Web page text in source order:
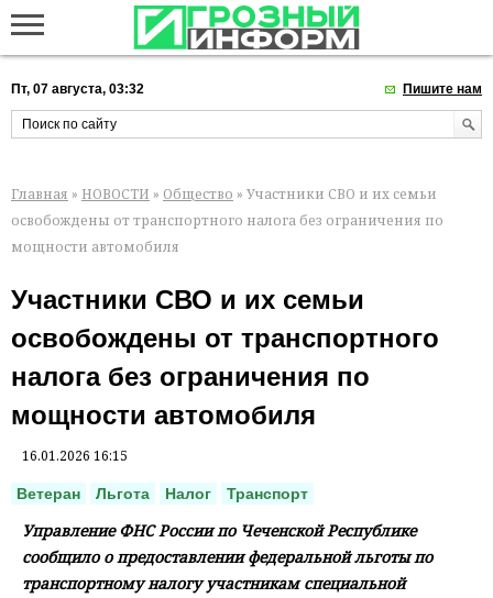
Пт, 07 августа, 03:32 Пишите нам
Главная » НОВОСТИ » Общество » Участники СВО и их семьи
освобождены от транспортного налога без ограничения по
мощности автомобиля
Участники СВО и их семьи
освобождены от транспортного
налога без ограничения по
мощности автомобиля
16.01.2026 16:15
Ветеран Льгота Налог Транспорт
Управление ФНС России по Чеченской Республике
сообщило о предоставлении федеральной льготы по
транспортному налогу участникам специальной